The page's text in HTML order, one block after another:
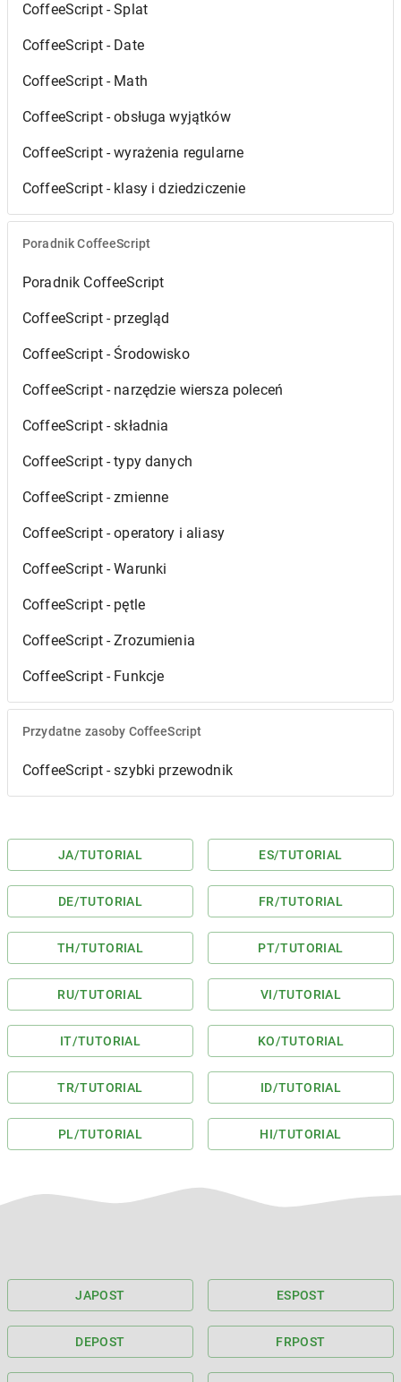
CoffeeScript - Splat
CoffeeScript - Date
CoffeeScript - Math
CoffeeScript - obsługa wyjątków
CoffeeScript - wyrażenia regularne
CoffeeScript - klasy i dziedziczenie
Poradnik CoffeeScript
Poradnik CoffeeScript
CoffeeScript - przegląd
CoffeeScript - Środowisko
CoffeeScript - narzędzie wiersza poleceń
CoffeeScript - składnia
CoffeeScript - typy danych
CoffeeScript - zmienne
CoffeeScript - operatory i aliasy
CoffeeScript - Warunki
CoffeeScript - pętle
CoffeeScript - Zrozumienia
CoffeeScript - Funkcje
Przydatne zasoby CoffeeScript
CoffeeScript - szybki przewodnik
JA/TUTORIAL ES/TUTORIAL
DE/TUTORIAL FR/TUTORIAL
TH/TUTORIAL PT/TUTORIAL
RU/TUTORIAL VI/TUTORIAL
IT/TUTORIAL KO/TUTORIAL
TR/TUTORIAL ID/TUTORIAL
PL/TUTORIAL HI/TUTORIAL
JAPOST ESPOST
DEPOST FRPOST